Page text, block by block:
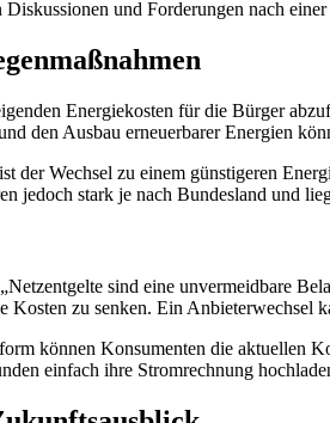
und Forderungen nach
Energiekosten für die Bürger
den Ausbau erneuerbarer Energien
der Wechsel zu einem günstigeren
jedoch stark je nach Bundesland und
sind eine unvermeidbare
zu senken. Ein Anbieterwechsel
können Konsumenten die aktuellen
einfach ihre Stromrechnung